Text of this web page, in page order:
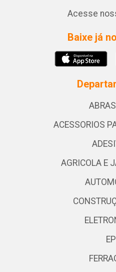
Acesse
Baixe já
ACESSORIOS
AGRICOLA E
EPI